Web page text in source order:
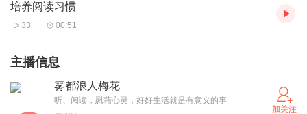
培养阅读习惯
33 00:51
主播信息
雾都浪人梅花
听、阅读，慰藉心灵，好好生活就是有意义的事
加关注